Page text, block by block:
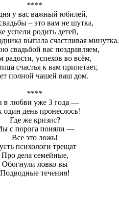
****
у вас важный юбилей,
– это вам не шутка,
успели родить детей,
выпала счастливая минутка.
свадьбой вас поздравляем,
радости, успехов во всём,
счастья к вам прилетает,
полной чашей ваш дом.
****
в лю6ви уже 3 года —
один день пронеслось!
Где же кризис?
с порога поняли —
Все это ложь!
психологи трещат
Про дела семейные,
Обогнули ловко вы
Подводные течения!